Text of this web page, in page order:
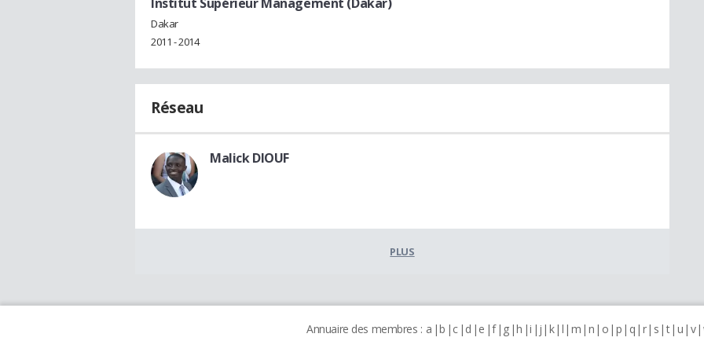
Dakar
2011 - 2014
Réseau
Malick DIOUF
PLUS
Annuaire des membres : a b c d e f g h i j k l m n o p q r s t u v